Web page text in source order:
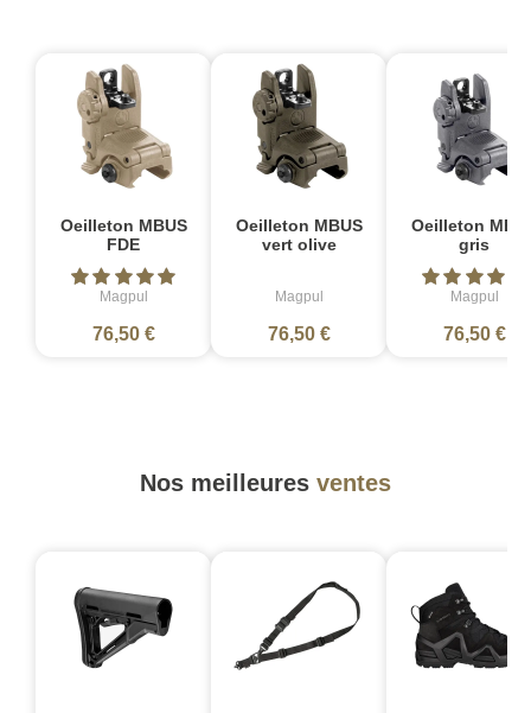
Oeilleton MBUS
FDE
Magpul
76,50 €
Oeilleton MBUS
vert olive
Magpul
76,50 €
Oeilleton
gris
Magpul
76,50 €
Nos meilleures ventes